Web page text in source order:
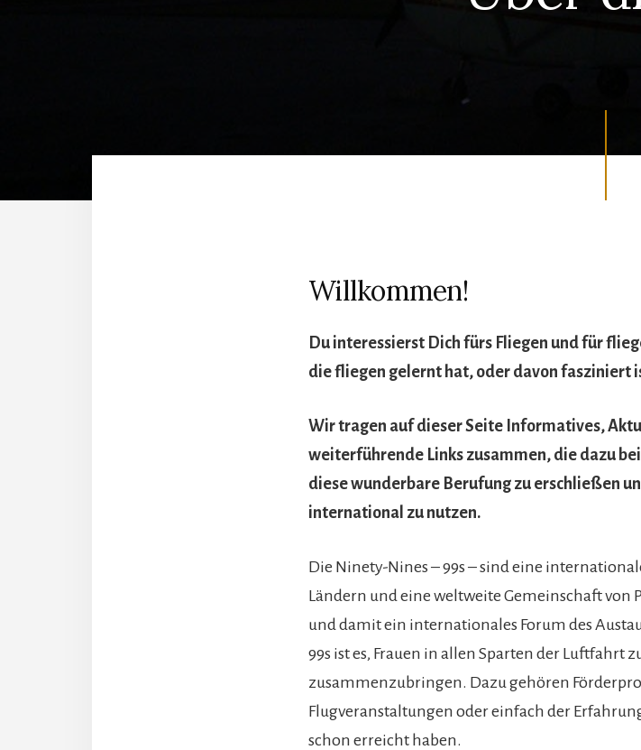
Willkommen!
Du interessierst Dich fürs Fliegen und für
die fliegen gelernt hat, oder davon fasziniert
Wir tragen auf dieser Seite Informatives,
weiterführende Links zusammen, die dazu
diese wunderbare Berufung zu erschließen
international zu nutzen.
Die Ninety-Nines – 99s – sind eine
Ländern und eine weltweite Gemeinschaft
und damit ein internationales Forum des
99s ist es, Frauen in allen Sparten der Luftfahrt
zusammenzubringen. Dazu gehören
Flugveranstaltungen oder einfach der
schon erreicht haben.